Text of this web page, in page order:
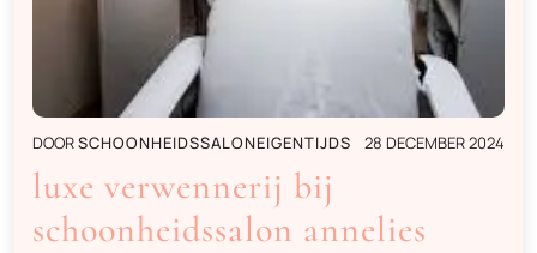
DOORSCHOONHEIDSSALONEIGENTIJDS 28 DECEMBER 2024
luxe verwennerij bij
schoonheidssalon annelies